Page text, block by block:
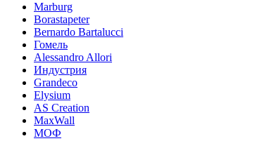
Marburg
Borastapeter
Bernardo Bartalucci
Гомель
Alessandro Allori
Индустрия
Grandeco
Elysium
AS Creation
MaxWall
МОФ